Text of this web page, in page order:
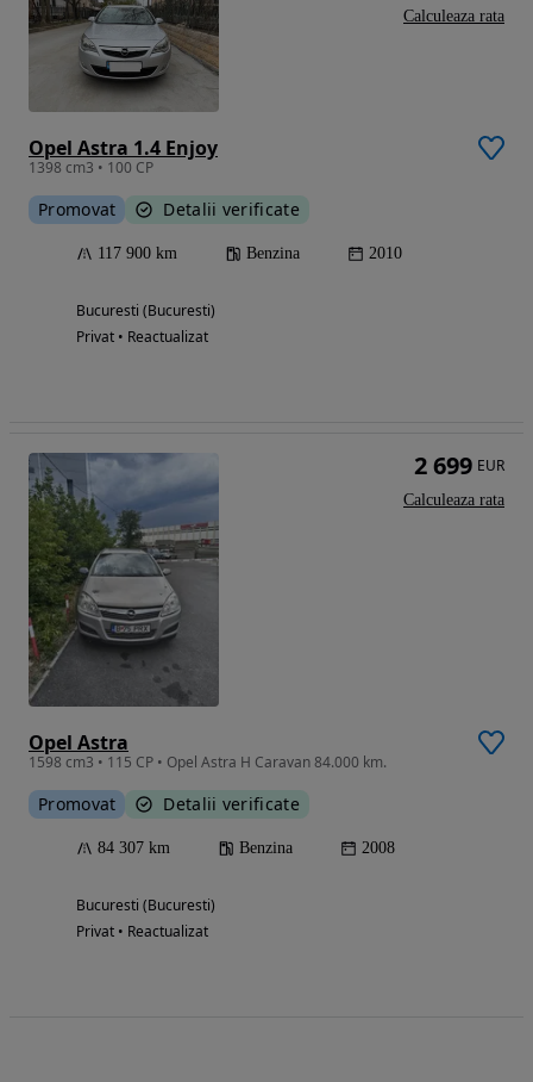
Opel Astra 1.4 Enjoy
1398 cm3 • 100 CP
Promovat Detalii verificate
117 900 km Benzina 2010
Bucuresti (Bucuresti)
Privat • Reactualizat
Calculeaza rata
Opel Astra
1598 cm3 • 115 CP • Opel Astra H Caravan 84.000 km.
Promovat Detalii verificate
84 307 km Benzina 2008
Bucuresti (Bucuresti)
Privat • Reactualizat
2 699 EUR
Calculeaza rata